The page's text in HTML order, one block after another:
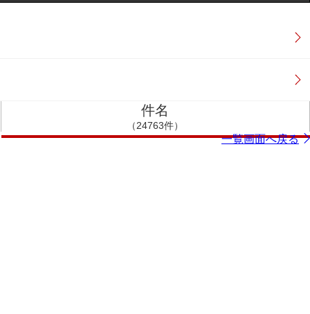
件名
（24763件）
一覧画面へ戻る